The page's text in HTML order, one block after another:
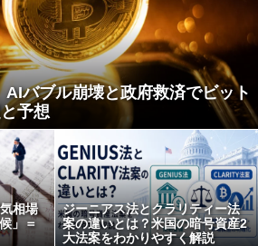
バブル崩壊と政府救済でビット
予想
相場
」＝
ジーニアス法とクラリティー法
案の違いとは？米国の暗号資産2
大法案をわかりやすく解説